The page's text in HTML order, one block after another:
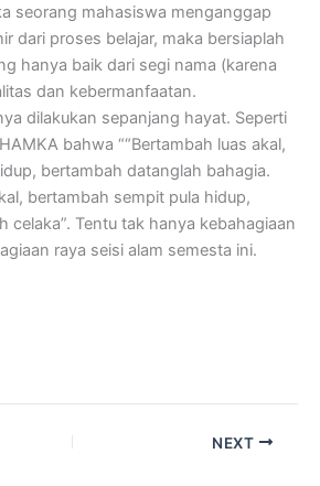
seorang mahasiswa menganggap
dari proses belajar, maka bersiaplah
hanya baik dari segi nama (karena
dan kebermanfaatan.
dilakukan sepanjang hayat. Seperti
bahwa ““Bertambah luas akal,
bertambah datanglah bahagia.
bertambah sempit pula hidup,
celaka”. Tentu tak hanya kebahagiaan
raya seisi alam semesta ini.
NEXT